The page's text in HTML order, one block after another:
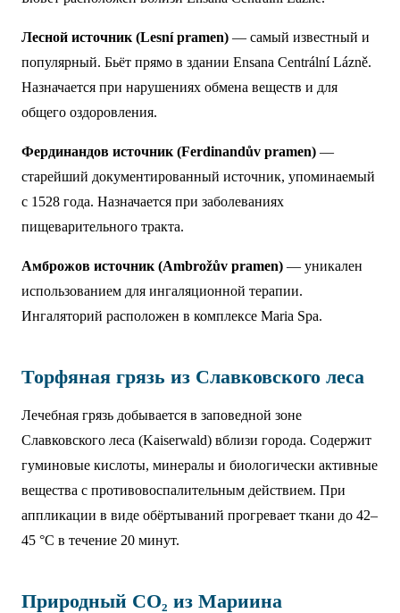
Лесной источник (Lesní pramen) — самый известный и
популярный. Бьёт прямо в здании Ensana Centrální Lázně.
Назначается при нарушениях обмена веществ и для
общего оздоровления.
Фердинандов источник (Ferdinandův pramen) —
старейший документированный источник, упоминаемый
с 1528 года. Назначается при заболеваниях
пищеварительного тракта.
Амброжов источник (Ambrožův pramen) — уникален
использованием для ингаляционной терапии.
Ингаляторий расположен в комплексе Maria Spa.
Торфяная грязь из Славковского леса
Лечебная грязь добывается в заповедной зоне
Славковского леса (Kaiserwald) вблизи города. Содержит
гуминовые кислоты, минералы и биологически активные
вещества с противовоспалительным действием. При
аппликации в виде обёртываний прогревает ткани до 42–
45 °C в течение 20 минут.
Природный CO₂ из Мариина